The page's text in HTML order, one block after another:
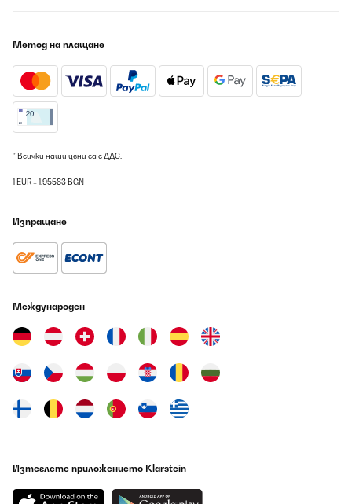
Метод на плащане
* Всички наши цени са с ДДС.
1 EUR = 1.95583 BGN
Изпращане
Международен
Изтеглете приложението Klarstein